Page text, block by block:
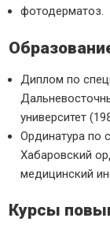
фотодерматоз.
Диплом по
университет
Ординатура по
Хабаровский
медицинский
Курсы